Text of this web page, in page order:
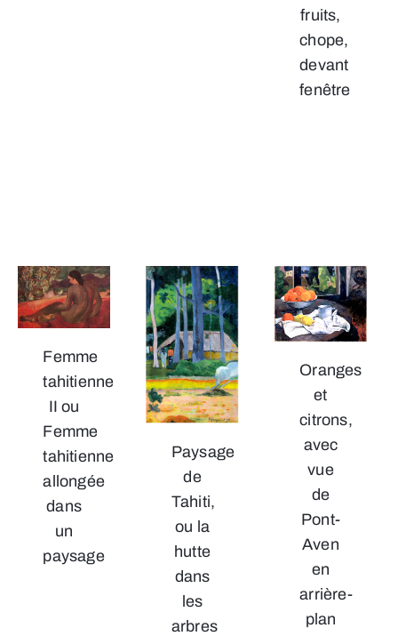
fruits,
chope,
devant
fenêtre
Femme
tahitienne
II ou
Femme
tahitienne
allongée
dans
un
paysage
Paysage
de
Tahiti,
ou la
hutte
dans
les
arbres
Oranges
et
citrons,
avec
vue
de
Pont-
Aven
en
arrière-
plan